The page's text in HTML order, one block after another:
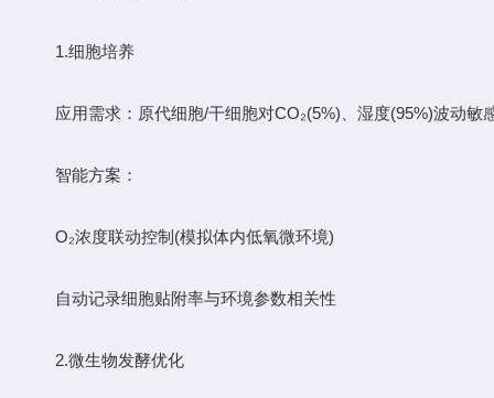
​​1.细胞培养​​
应用需求​​：原代细胞/干细胞对CO₂(5%)、湿度(95%)波动敏
​​智能方案​​：
O₂浓度联动控制(模拟体内低氧微环境)
自动记录细胞贴附率与环境参数相关性
​​2.微生物发酵优化​​